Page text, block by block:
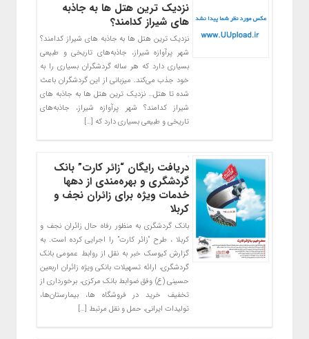
نزدیک ترین هتل ها به جاذبه
های شیراز کدامند؟
نزدیک ترین هتل ها به جاذبه های شیراز کدامند؟
شهر پرآوازه شیراز، جاذبه‌های تاریخی و طبیعی
بسیاری دارد که هر ساله گردشگران بسیاری را به
خود جذب می‌کند. میزبانی از این گردشگران باعث
شده تا هتل… نزدیک ترین هتل ها به جاذبه های
شیراز کدامند؟ شهر پرآوازه شیراز، جاذبه‌های
تاریخی و طبیعی بسیاری دارد که […]
دریافت رایگان “زائر کارت” بانک
گردشگری و بهره‌مندی از دهها
خدمات ویژه برای زائران نجف و
کربلا
بانک گردشگری به منظور رفاه حال زائران نجف و
کربلا ، طرح “زائر کارت” را اجرایی کرده است. به
گزارش کیوسک خبر به نقل از روابط عمومی بانک
گردشگری، ارائه تسهیلات بانکی ویژه زائران اربعین
حسینی (ع) وفق ضوابط بانک مرکزی، برخورداری از
تخفیف خرید در فروشگاه ها، بیمارستان‌ها،
تولیدات ایرانی، حمل و نقل مرتبط […]